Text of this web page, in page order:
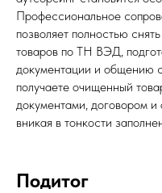
Профессиональное
позволяет полностью
товаров по ТН ВЭД,
документации и общению
получаете очищенный
документами, договором
вникая в тонкости
Подитог